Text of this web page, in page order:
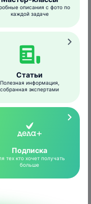
Лепидоцид
природных
скворцов,
самих гусениц
описания с фото по
каждой задаче
Статьи
Полезная информация,
собранная экспертами
Подписка
тех кто хочет получать
больше